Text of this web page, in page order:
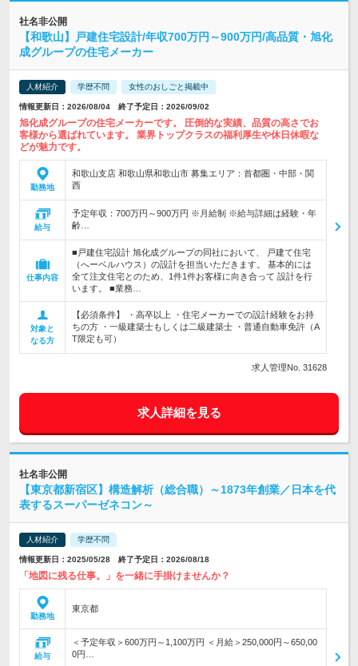
社名非公開
【和歌山】戸建住宅設計/年収700万円～900万円/高品質・旭化
成グループの住宅メーカー
人材紹介 学歴不問 女性のおしごと掲載中
情報更新日：2026/08/04 終了予定日：2026/09/02
旭化成グループの住宅メーカーです。 圧倒的な実績、品質の高さでお
客様から選ばれています。 業界トップクラスの福利厚生や休日休暇な
どが魅力です。
勤務地
和歌山支店 和歌山県和歌山市 募集エリア：首都圏・中部・関
西
給与
予定年収：700万円～900万円 ※月給制 ※給与詳細は経験・年
齢…
仕事内容
■戸建住宅設計 旭化成グループの同社において、 戸建て住宅
（へーベルハウス）の設計を担当いただきます。 基本的には
全て注文住宅とのため、1件1件お客様に向き合って 設計を行
います。 ■業務…
対象と
なる方
【必須条件】 ・高卒以上 ・住宅メーカーでの設計経験をお持
ちの方 ・一級建築士もしくは二級建築士 ・普通自動車免許（A
T限定も可）
求人管理No. 31628
求人詳細を見る
社名非公開
【東京都新宿区】構造解析（総合職）～1873年創業／日本を代
表するスーパーゼネコン～
人材紹介 学歴不問
情報更新日：2025/05/28 終了予定日：2026/08/18
「地図に残る仕事。」を一緒に手掛けませんか？
勤務地
東京都
給与
＜予定年収＞600万円～1,100万円 ＜月給＞250,000円～650,00
0円…